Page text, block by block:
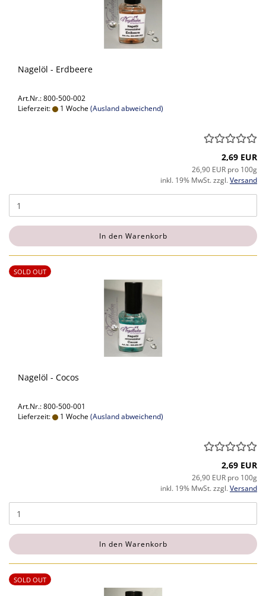
Nagelöl - Erdbeere
Art.Nr.: 800-500-002
Lieferzeit:
1 Woche(Ausland abweichend)
2,69 EUR
26,90 EUR pro 100g
inkl. 19% MwSt. zzgl.Versand
In den Warenkorb
SOLD OUT
Nagelöl - Cocos
Art.Nr.: 800-500-001
Lieferzeit:
1 Woche(Ausland abweichend)
2,69 EUR
26,90 EUR pro 100g
inkl. 19% MwSt. zzgl.Versand
In den Warenkorb
SOLD OUT